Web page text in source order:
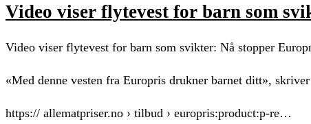
Video viser flytevest for barn som
Video viser flytevest for barn som svikter: Nå stopper
«Med denne vesten fra Europris drukner barnet ditt»,
https:// allematpriser.no › tilbud › europris:product:p-re…